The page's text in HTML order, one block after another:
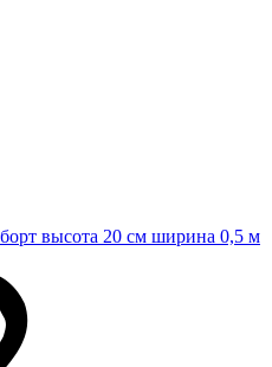
высота 20 см ширина 0,5 м